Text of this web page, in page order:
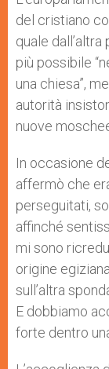
del cristiano
quale
più possibile
una chiesa”,
autorità
nuove
In occasione
affermò che
perseguitati,
affinché
mi sono
origine
sull’altra
E dobbiamo
forte dentro